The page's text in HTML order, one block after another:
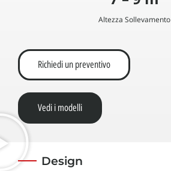
Altezza Sollevamento
Richiedi un preventivo
Vedi i modelli
Design